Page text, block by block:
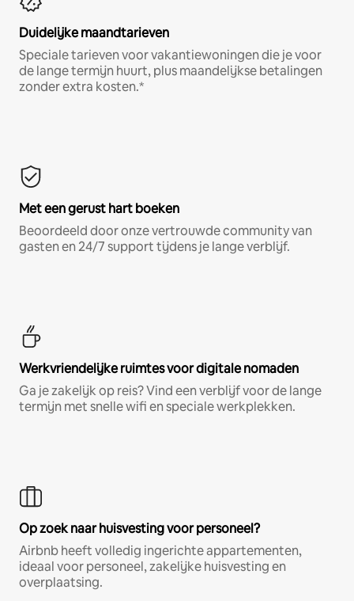
Duidelijke maandtarieven
Speciale tarieven voor vakantiewoningen die je voor
de lange termijn huurt, plus maandelijkse betalingen
zonder extra kosten.*
Met een gerust hart boeken
Beoordeeld door onze vertrouwde community van
gasten en 24/7 support tijdens je lange verblijf.
Werkvriendelijke ruimtes voor digitale nomaden
Ga je zakelijk op reis? Vind een verblijf voor de lange
termijn met snelle wifi en speciale werkplekken.
Op zoek naar huisvesting voor personeel?
Airbnb heeft volledig ingerichte appartementen,
ideaal voor personeel, zakelijke huisvesting en
overplaatsing.